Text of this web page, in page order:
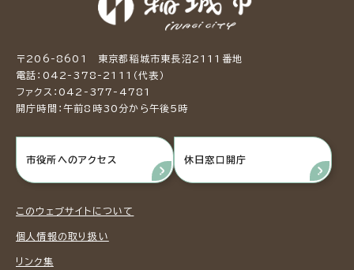
〒206-8601 東京都稲城市東長沼2111番地
電話：042-378-2111（代表）
ファクス：042-377-4781
開庁時間：午前8時30分から午後5時
市役所へのアクセス 休日窓口開庁
このウェブサイトについて
個人情報の取り扱い
リンク集